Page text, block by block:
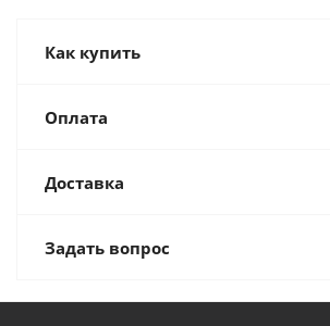
Как купить
Оплата
Доставка
Задать вопрос